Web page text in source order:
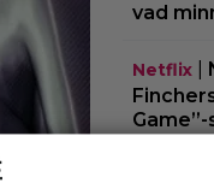
vad
Netflix|